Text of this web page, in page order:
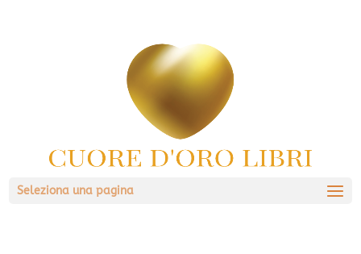
Seleziona una pagina